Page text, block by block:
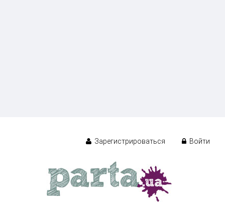
Зарегистрироваться Войти